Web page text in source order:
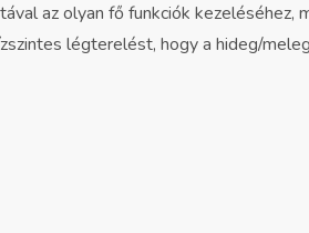
az olyan fő funkciók kezeléséhez,
légterelést, hogy a hideg/